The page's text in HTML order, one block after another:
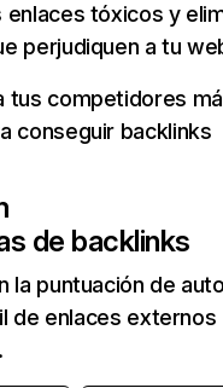
enlaces tóxicos y
perjudiquen a tu
tus competidores
conseguir backlinks
de backlinks
la puntuación de
de enlaces externos